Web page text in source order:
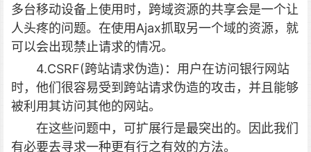
多台移动设备上使用时，跨域资源的共享会是一个让
人头疼的问题。在使用Ajax抓取另一个域的资源，就
可以会出现禁止请求的情况。
4.CSRF(跨站请求伪造)：用户在访问银行网站
时，他们很容易受到跨站请求伪造的攻击，并且能够
被利用其访问其他的网站。
在这些问题中，可扩展行是最突出的。因此我们
有必要去寻求一种更有行之有效的方法。